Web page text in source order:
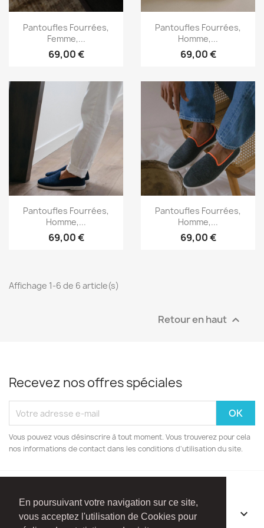
En poursuivant votre navigation sur ce site,
vous acceptez l'utilisation de Cookies pour
Aperçu rapide
Pantoufles Fourrées,
Femme,...
69,00 €
Aperçu rapide
Pantoufles Fourrées,
Homme,...
69,00 €
Aperçu rapide
Pantoufles Fourrées,
Homme,...
69,00 €
Aperçu rapide
Pantoufles Fourrées,
Homme,...
69,00 €
Affichage 1-6 de 6 article(s)
Retour en haut 
Recevez nos offres spéciales
Vous pouvez vous désinscrire à tout moment. Vous trouverez pour cela
nos informations de contact dans les conditions d'utilisation du site.
INFORMATIONS 